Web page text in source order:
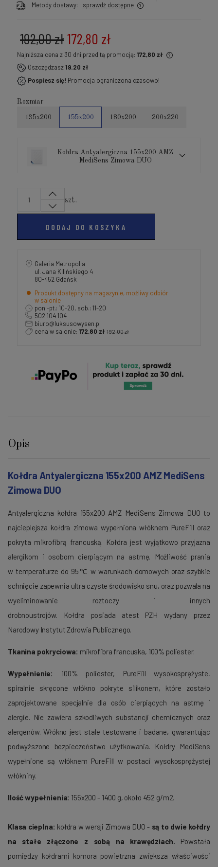
Metody dostawy:
sprawdź dostępne
172,80 zł
192,00 zł
Najniższa cena z 30 dni przed tą promocją: 172,80 zł
Jeżeli produkt jest sprzedawany krócej niż 30 dni,
wyświetlana jest najniższa cena od momentu, kiedy
produkt pojawił się w sprzedaży.
Oszczędzasz19.20 zł
Pospiesz się! Promocja ograniczona czasowo!
Rozmiar
135x200 155x200 180x200 200x220
Kołdra Antyalergiczna 155x200 AMZ
MediSens Zimowa DUO
szt.
DODAJ DO KOSZYKA
Galeria Metropolia
ul. Jana Kilińskiego 4
80-452 Gdańsk
Produkt dostępny na magazynie, możliwy odbiór
w salonie
pon.-pt.: 10-20, sob.: 11-20
502 104 104
biuro@luksusowysen.pl
cena w salonie: 172,80 zł 192,00 zł
Opis
Kołdra Antyalergiczna 155x200 AMZ MediSens
Zimowa DUO
Antyalergiczna kołdra 155x200 AMZ MediSens Zimowa DUO to
najcieplejsza kołdra zimowa wypełniona włóknem PureFill oraz
pokryta mikrofibrą francuską. Kołdra jest wyjątkowo przyjazna
alergikom i osobom cierpiącym na astmę. Możliwość prania
w temperaturze do 95℃ w warunkach domowych oraz szybkie
schnięcie zapewnia ultra czyste środowisko snu, oraz pozwala na
wyeliminowanie roztoczy i innych
drobnoustrojów. Kołdra posiada atest PZH wydany przez
Narodowy Instytut Zdrowia Publicznego.
Tkanina pokryciowa: mikrofibra francuska, 100% poliester.
Wypełnienie:
100% poliester, PureFill wysokosprężyste,
spiralnie skręcone włókno pokryte silikonem, które zostało
zaprojektowane specjalnie dla osób cierpiących na astmę i
alergie. Nie zawiera szkodliwych substancji chemicznych oraz
alergenów. Włókno jest stale testowane i badane, gwarantując
podwyższone bezpieczeństwo użytkowania. Kołdry MediSens
wypełnione są włóknem PureFill w postaci wysokosprężystej
włókniny.
Ilość wypełnienia: 155x200 - 1400 g, około 452 g/m2.
Klasa cieplna: kołdra w wersji Zimowa DUO - są to dwie kołdry
na stałe złączone z sobą na krawędziach. Powstała
pomiędzy kołdrami komora powietrzna zwiększa właściwości